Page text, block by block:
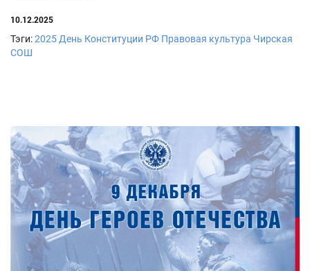
10.12.2025
Тэги:2025 День Конституции РФ Правовая культура Чирская
СОШ